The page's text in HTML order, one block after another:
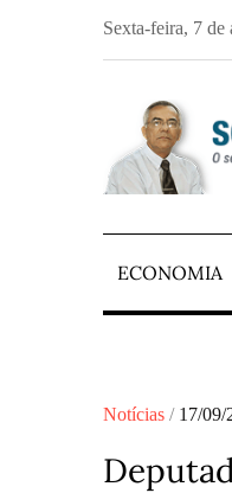
Sexta-feira, 7 de
PORTAL
ECONOMIA
Notícias Posted
17/09/